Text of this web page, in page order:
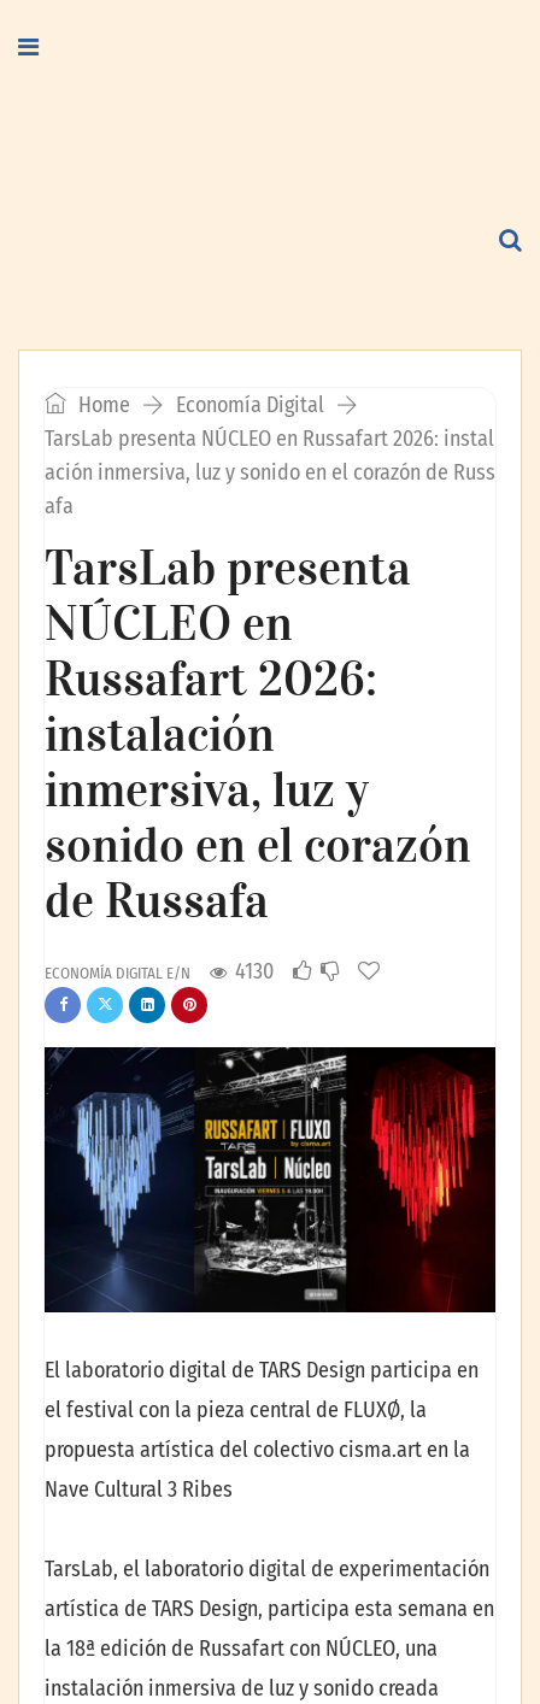
Home
Economía Digital
TarsLab presenta NÚCLEO en Russafart 2026: instal
ación inmersiva, luz y sonido en el corazón de Russ
afa
TarsLab presenta
NÚCLEO en
Russafart 2026:
instalación
inmersiva, luz y
sonido en el corazón
de Russafa
ECONOMÍA DIGITAL E/N 4130
El laboratorio digital de TARS Design participa en
el festival con la pieza central de FLUXØ, la
propuesta artística del colectivo cisma.art en la
Nave Cultural 3 Ribes
TarsLab, el laboratorio digital de experimentación
artística de TARS Design, participa esta semana en
la 18ª edición de Russafart con NÚCLEO, una
instalación inmersiva de luz y sonido creada